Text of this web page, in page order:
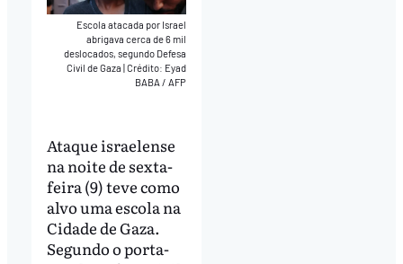
Escola atacada por Israel
abrigava cerca de 6 mil
deslocados, segundo Defesa
Civil de Gaza|Crédito: Eyad
BABA / AFP
Ataque israelense
na noite de sexta-
feira (9) teve como
alvo uma escola na
Cidade de Gaza.
Segundo o porta-